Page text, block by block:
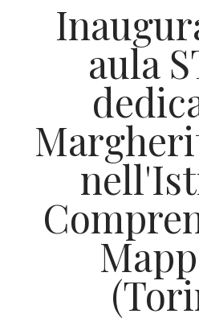
aula